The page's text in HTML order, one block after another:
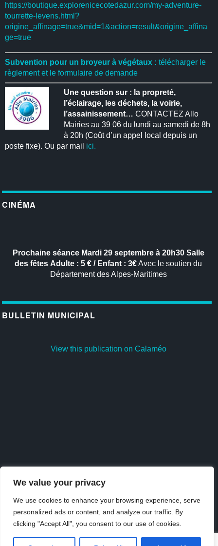
We value your privacy
We use cookies to enhance your browsing experience, serve
personalized ads or content, and analyze our traffic. By
clicking "Accept All", you consent to our use of cookies.
https://boutique.explorenicecotedazur.com/my-adventure-
tourrette-levens.html?
origine_affinage=true&mid=1&action=result&origine_affina
ge=true
Subvention pour un broyeur à végétaux : télécharger le
règlement et le formulaire de demande
Une question sur : la propreté,
l’éclairage, les déchets, la voirie,
l’assainissement… CONTACTEZ Allo
Mairies au 39 06 du lundi au samedi de 8h
à 20h (Coût d’un appel local depuis un
poste fixe). Ou par mail ici.
CINÉMA
Prochaine séanceMardi 29 septembre à 20h30 Salle
des fêtes Adulte : 5 € / Enfant : 3€Avec le soutien du
Département des Alpes-Maritimes
BULLETIN MUNICIPAL
View this publication on Calaméo
Publish atCalaméoor browsethe library.